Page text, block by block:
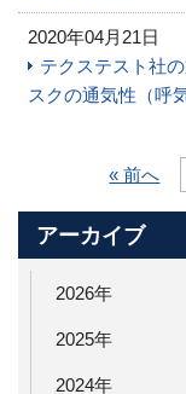
2020年04月21日
テクステスト社
スクの通気性（呼
« 前へ
アーカイブ
2026年
2025年
2024年